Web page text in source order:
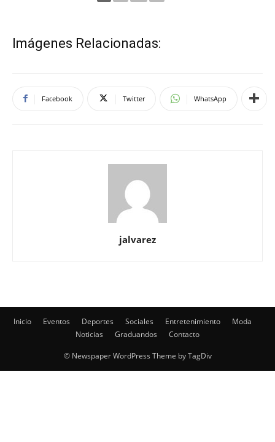
Imágenes Relacionadas:
Facebook Twitter WhatsApp
jalvarez
Inicio Eventos Deportes Sociales Entretenimiento
Moda
Noticias
Graduandos Contacto
© Newspaper WordPress Theme by TagDiv